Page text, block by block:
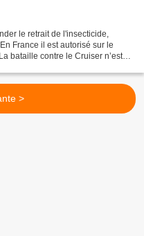
le retrait de l'insecticide,
France il est autorisé sur le
bataille contre le Cruiser n’est
>